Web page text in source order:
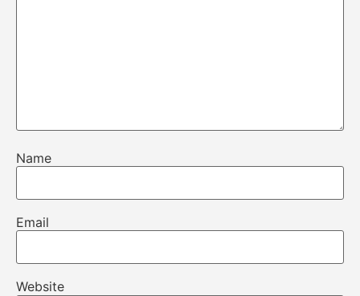
Name
Email
Website